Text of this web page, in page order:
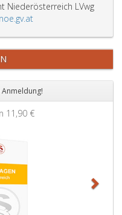
Niederösterreich LVwg
Anmeldung!
11,90 €